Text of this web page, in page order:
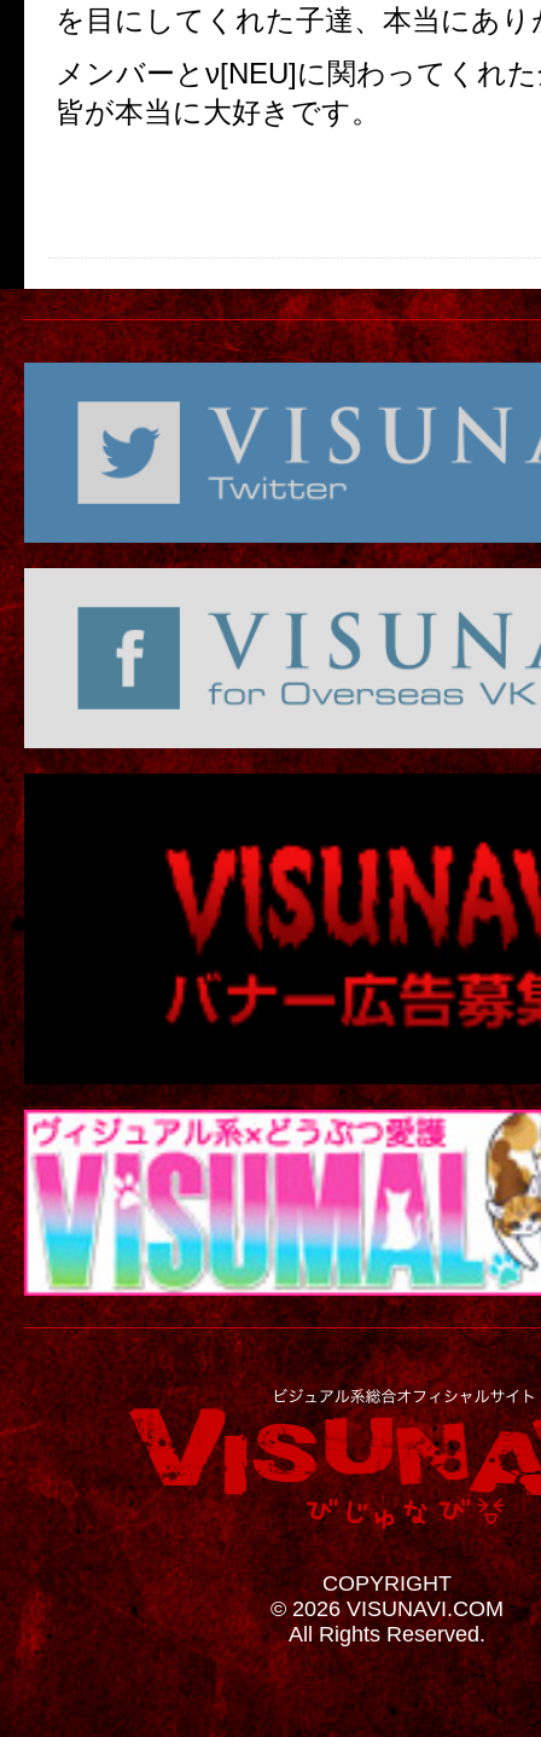
を目にしてくれた子達、本当にあり
メンバーとν[NEU]に関わってくれ
皆が本当に大好きです。
COPYRIGHT
© 2026 VISUNAVI.COM
All Rights Reserved.